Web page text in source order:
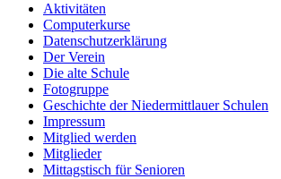
Aktivitäten
Computerkurse
Datenschutzerklärung
Der Verein
Die alte Schule
Fotogruppe
Geschichte der Niedermittlauer Schulen
Impressum
Mitglied werden
Mitglieder
Mittagstisch für Senioren